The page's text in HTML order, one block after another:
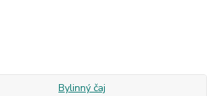
Bylinný čaj